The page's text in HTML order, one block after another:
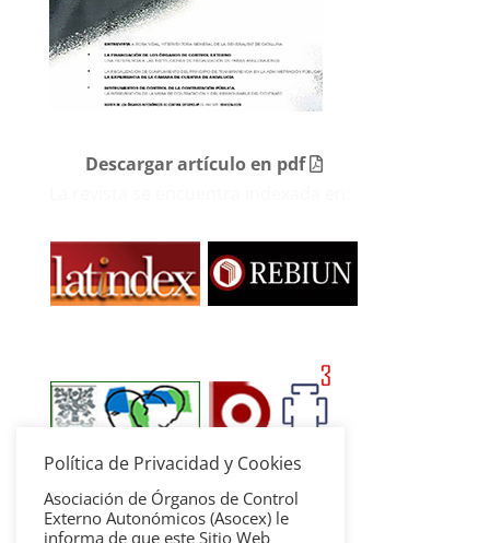
Descargar artículo en pdf
Política de Privacidad y Cookies
Asociación de Órganos de Control
Externo Autonómicos (Asocex) le
informa de que este Sitio Web